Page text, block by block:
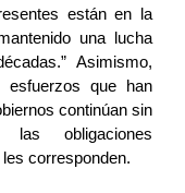
están en la
una lucha
Asimismo,
que han
continúan sin
obligaciones
corresponden.